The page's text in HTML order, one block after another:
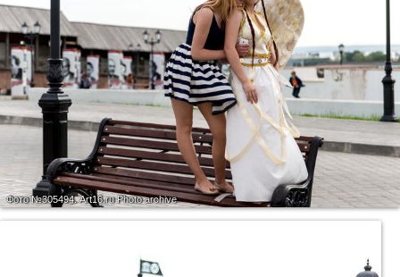
Фото №305494.Art16.ru Photo archive